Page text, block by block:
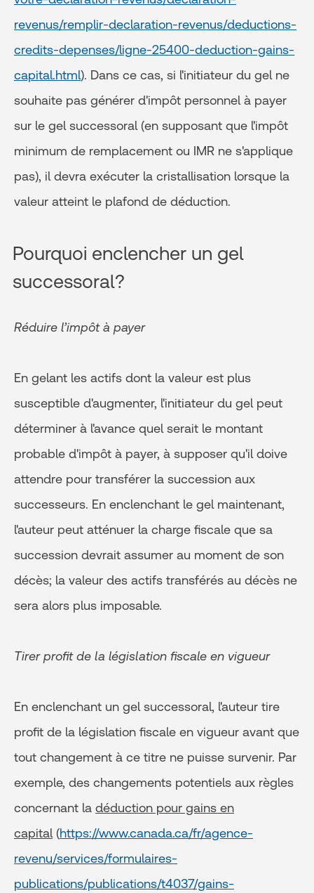
revenus/remplir-declaration-revenus/deductions-
credits-depenses/ligne-25400-deduction-gains-
capital.html). Dans ce cas, si l'initiateur du gel ne
souhaite pas générer d'impôt personnel à payer
sur le gel successoral (en supposant que l'impôt
minimum de remplacement ou IMR ne s'applique
pas), il devra exécuter la cristallisation lorsque la
valeur atteint le plafond de déduction.
Pourquoi enclencher un gel
successoral?
Réduire l’impôt à payer
En gelant les actifs dont la valeur est plus
susceptible d'augmenter, l'initiateur du gel peut
déterminer à l'avance quel serait le montant
probable d'impôt à payer, à supposer qu'il doive
attendre pour transférer la succession aux
successeurs. En enclenchant le gel maintenant,
l'auteur peut atténuer la charge fiscale que sa
succession devrait assumer au moment de son
décès; la valeur des actifs transférés au décès ne
sera alors plus imposable.
Tirer profit de la législation fiscale en vigueur
En enclenchant un gel successoral, l'auteur tire
profit de la législation fiscale en vigueur avant que
tout changement à ce titre ne puisse survenir. Par
exemple, des changements potentiels aux règles
concernant la déduction pour gains en
capital (https://www.canada.ca/fr/agence-
revenu/services/formulaires-
publications/publications/t4037/gains-